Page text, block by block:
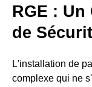
RGE : Un
de
L'installation de
complexe qui ne